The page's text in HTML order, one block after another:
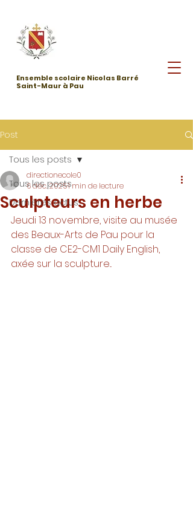
Ensemble scolaire Nicolas Barré
Saint-Maur à Pau
Post
Tous les posts
Dernières actus
Tous les posts
Sculpteurs en herbe
directionecole0
6 déc. 20251 min de lecture
Jeudi 13 novembre, visite au musée
des Beaux-Arts de Pau pour la
classe de CE2-CM1 Daily English,
axée sur la sculpture...